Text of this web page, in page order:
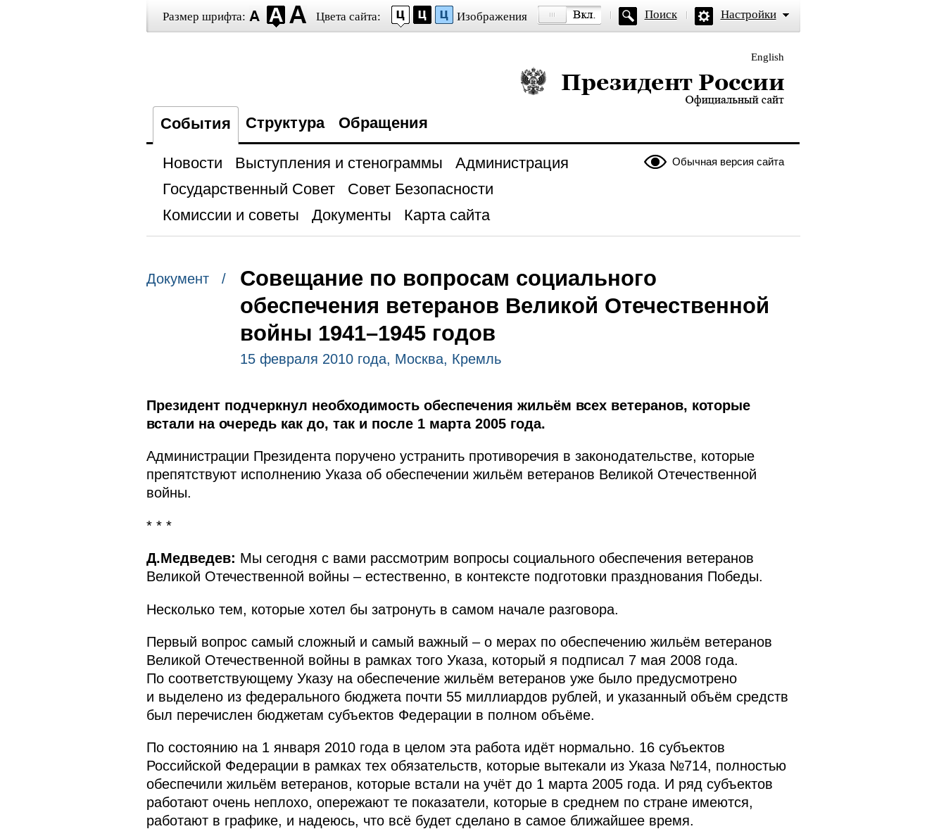
Размер шрифта: Цвета сайта: Изображения Поиск Настройки
English
Президент России — официальный сайт
События Структура Обращения
Обычная версия сайта
Новости Выступления и стенограммы
Администрация
Государственный Совет
Совет Безопасности
Комиссии и советы
Документы Карта сайта
Документ /
Совещание по вопросам социального
обеспечения ветеранов Великой Отечественной
войны 1941–1945 годов
15 февраля 2010 года, Москва, Кремль
Президент подчеркнул необходимость обеспечения жильём всех ветеранов, которые
встали на очередь как до, так и после 1 марта 2005 года.
Администрации Президента поручено устранить противоречия в законодательстве, которые
препятствуют исполнению Указа об обеспечении жильём ветеранов Великой Отечественной
войны.
* * *
Д.Медведев: Мы сегодня с вами рассмотрим вопросы социального обеспечения ветеранов
Великой Отечественной войны – естественно, в контексте подготовки празднования Победы.
Несколько тем, которые хотел бы затронуть в самом начале разговора.
Первый вопрос самый сложный и самый важный – о мерах по обеспечению жильём ветеранов
Великой Отечественной войны в рамках того Указа, который я подписал 7 мая 2008 года.
По соответствующему Указу на обеспечение жильём ветеранов уже было предусмотрено
и выделено из федерального бюджета почти 55 миллиардов рублей, и указанный объём средств
был перечислен бюджетам субъектов Федерации в полном объёме.
По состоянию на 1 января 2010 года в целом эта работа идёт нормально. 16 субъектов
Российской Федерации в рамках тех обязательств, которые вытекали из Указа №714, полностью
обеспечили жильём ветеранов, которые встали на учёт до 1 марта 2005 года. И ряд субъектов
работают очень неплохо, опережают те показатели, которые в среднем по стране имеются,
работают в графике, и надеюсь, что всё будет сделано в самое ближайшее время.